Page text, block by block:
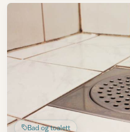
Bad og toalett